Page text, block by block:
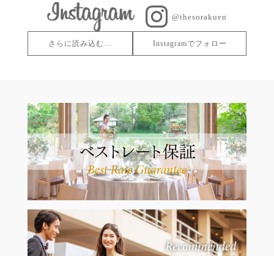
@thesorakuen
さらに読み込む… Instagramでフォロー